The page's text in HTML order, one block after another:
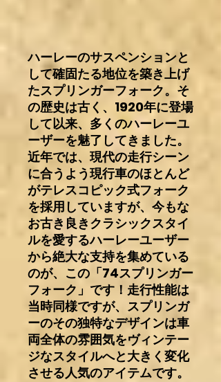
ハーレーのサスペンションと
して確固たる地位を築き上げ
たスプリンガーフォーク。そ
の歴史は古く、1920年に登場
して以来、多くのハーレーユ
ーザーを魅了してきました。
近年では、現代の走行シーン
に合うよう現行車のほとんど
がテレスコピック式フォーク
を採用していますが、今もな
お古き良きクラシックスタイ
ルを愛するハーレーユーザー
から絶大な支持を集めている
のが、この「74スプリンガー
フォーク」です！走行性能は
当時同様ですが、スプリンガ
ーのその独特なデザインは車
両全体の雰囲気をヴィンテー
ジなスタイルへと大きく変化
させる人気のアイテムです。